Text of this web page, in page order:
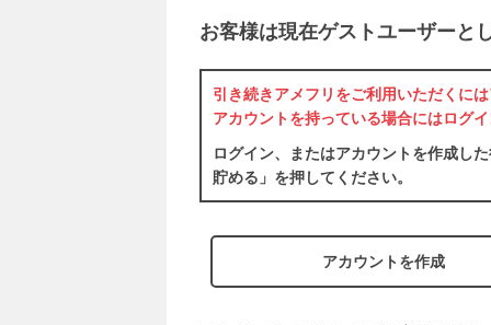
お客様は現在ゲストユーザーと
引き続きアメフリをご利用いただくには
アカウントを持っている場合にはログ
ログイン、またはアカウントを作成し
貯める」を押してください。
アカウントを作成